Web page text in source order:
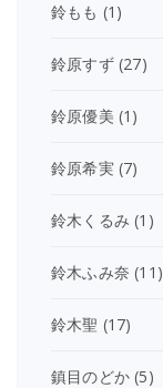
鈴もも (1)
鈴原すず(27)
鈴原優美 (1)
鈴原希実(7)
鈴木くるみ (1)
鈴木ふみ奈 (11)
鈴木聖 (17)
鎮目のどか (5)